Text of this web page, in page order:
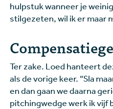
hulpstuk wanneer je
stilgezeten, wil ik er maar
Ter zake. Loed hanteert
als de vorige keer. “Sla
en dan gaan we daarna
pitchingwedge werk ik vijf